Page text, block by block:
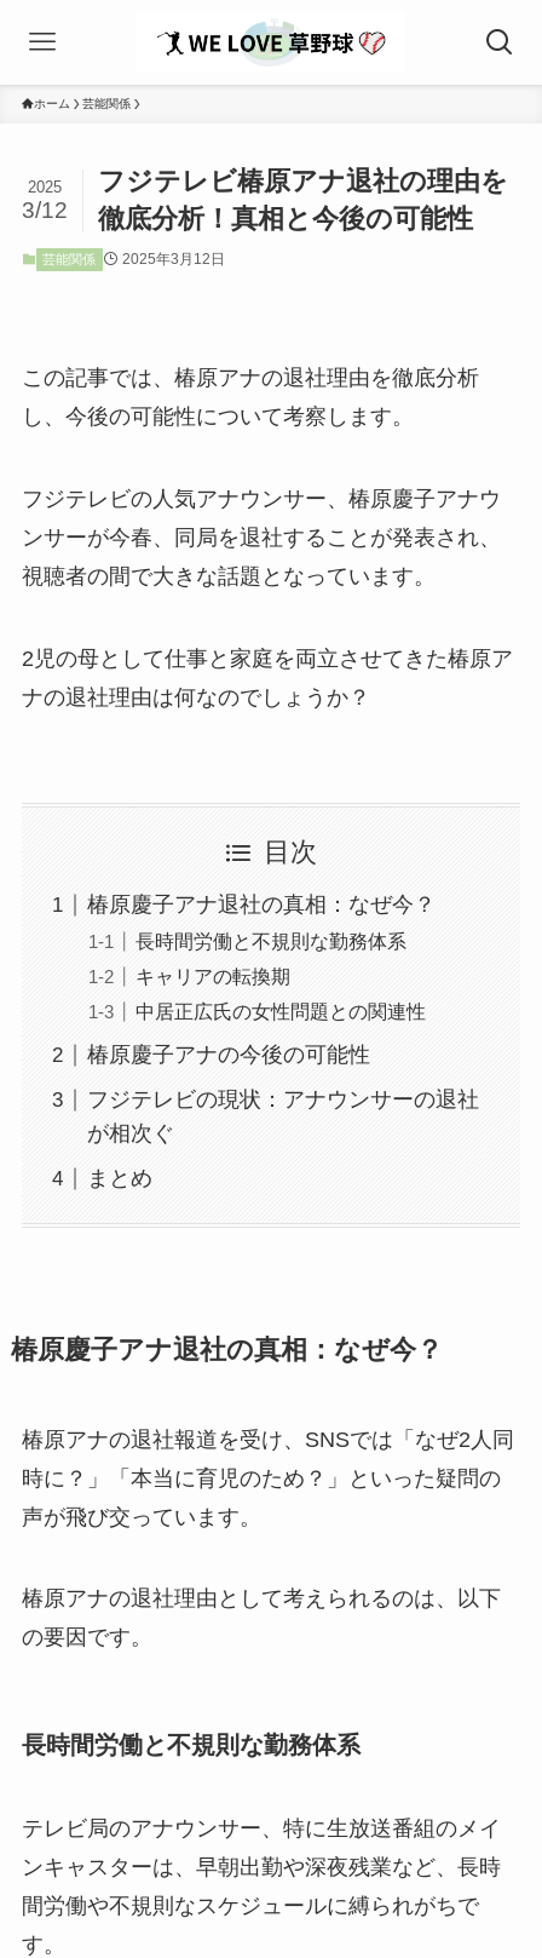
ホーム 芸能関係
フジテレビ椿原アナ退社の理由を
徹底分析！真相と今後の可能性
2025
3/12
芸能関係 2025年3月12日
この記事では、椿原アナの退社理由を徹底分析
し、今後の可能性について考察します。
フジテレビの人気アナウンサー、椿原慶子アナウ
ンサーが今春、同局を退社することが発表され、
視聴者の間で大きな話題となっています。
2児の母として仕事と家庭を両立させてきた椿原ア
ナの退社理由は何なのでしょうか？
目次
椿原慶子アナ退社の真相：なぜ今？
長時間労働と不規則な勤務体系
キャリアの転換期
中居正広氏の女性問題との関連性
椿原慶子アナの今後の可能性
フジテレビの現状：アナウンサーの退社
が相次ぐ
まとめ
椿原慶子アナ退社の真相：なぜ今？
椿原アナの退社報道を受け、SNSでは「なぜ2人同
時に？」「本当に育児のため？」といった疑問の
声が飛び交っています。
椿原アナの退社理由として考えられるのは、以下
の要因です。
長時間労働と不規則な勤務体系
テレビ局のアナウンサー、特に生放送番組のメイ
ンキャスターは、早朝出勤や深夜残業など、長時
間労働や不規則なスケジュールに縛られがちで
す。